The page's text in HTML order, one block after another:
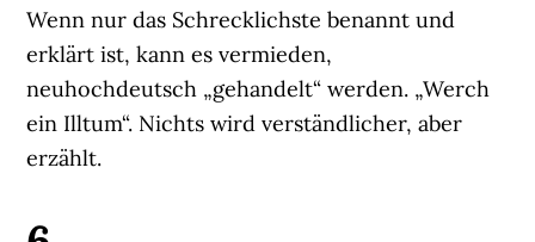
Wenn nur das Schrecklichste benannt und
erklärt ist, kann es vermieden,
neuhochdeutsch „gehandelt“ werden. „Werch
ein Illtum“. Nichts wird verständlicher, aber
erzählt.